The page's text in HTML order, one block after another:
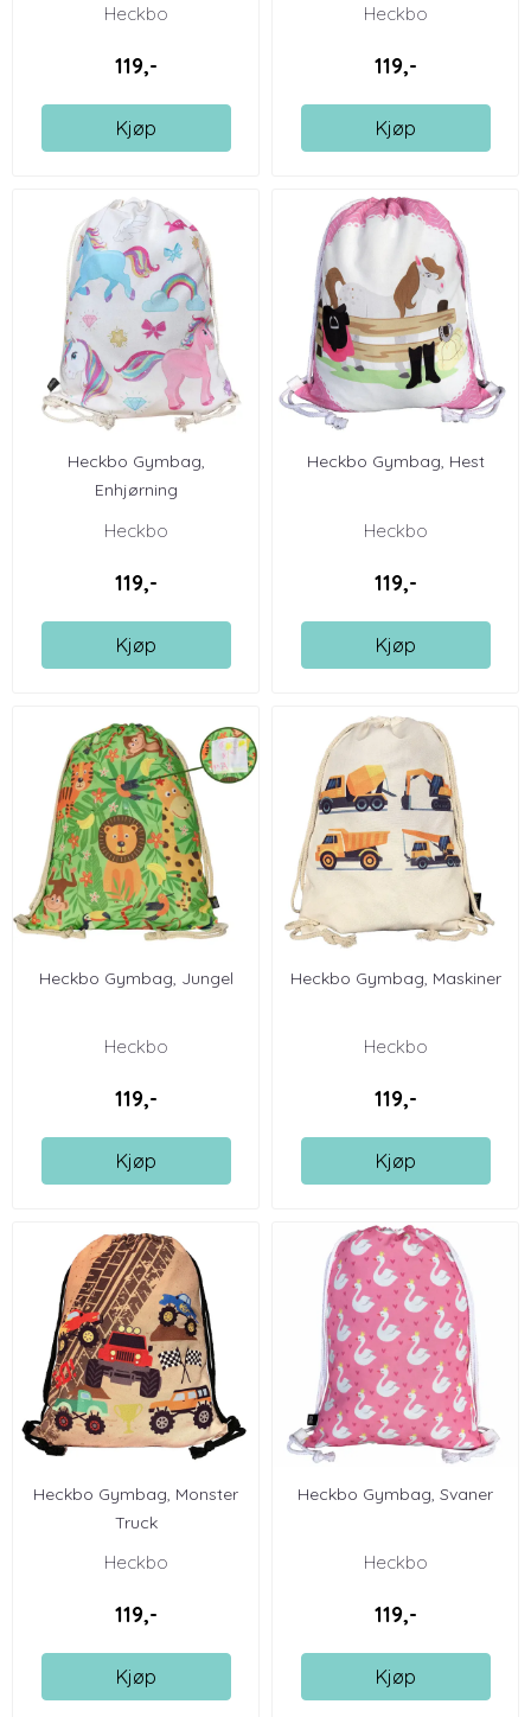
Heckbo
119,-
Kjøp
Heckbo
119,-
Kjøp
Heckbo Gymbag,
Enhjørning
Heckbo
119,-
Kjøp
Heckbo Gymbag, Hest
Heckbo
119,-
Kjøp
Heckbo Gymbag, Jungel
Heckbo
119,-
Kjøp
Heckbo Gymbag, Maskiner
Heckbo
119,-
Kjøp
Heckbo Gymbag, Monster
Truck
Heckbo
119,-
Kjøp
Heckbo Gymbag, Svaner
Heckbo
119,-
Kjøp